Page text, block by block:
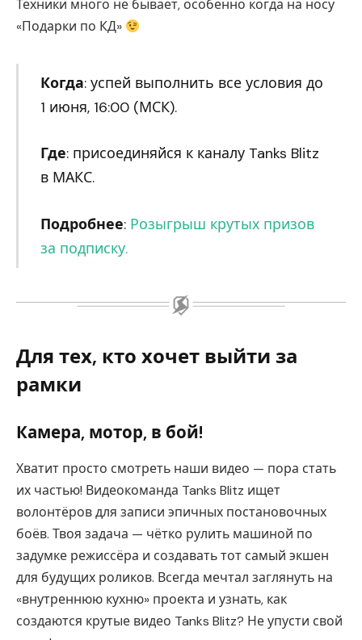
Техники много не бывает, особенно когда на носу
«Подарки по КД»
Когда: успей выполнить все условия до
1 июня, 16:00 (МСК).
Где: присоединяйся к каналу Tanks Blitz
в МАКС.
Подробнее: Розыгрыш крутых призов
за подписку.
Для тех, кто хочет выйти за
рамки
Камера, мотор, в бой!
Хватит просто смотреть наши видео — пора стать
их частью! Видеокоманда Tanks Blitz ищет
волонтёров для записи эпичных постановочных
боёв. Твоя задача — чётко рулить машиной по
задумке режиссёра и создавать тот самый экшен
для будущих роликов. Всегда мечтал заглянуть на
«внутреннюю кухню» проекта и узнать, как
создаются крутые видео Tanks Blitz? Не упусти свой